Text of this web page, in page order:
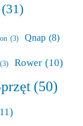
(31)
(3) Qnap (8)
(3) Rower (10)
(50)